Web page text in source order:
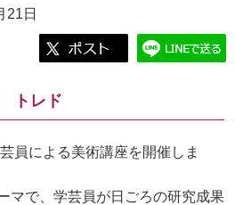
21日
トレド
員による美術講座を開催しま
マで、学芸員が日ごろの研究成果